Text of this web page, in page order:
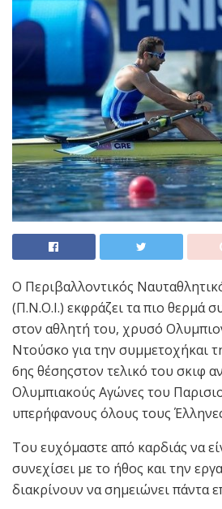
Ο Περιβαλλοντικός
(Π.Ν.Ο.Ι.) εκφράζει τα πιο θερμά
στον αθλητή του, χρυσό
Ντούσκο για την συμμετοχήκαι
6ης θέσηςστον τελικό του σκιφ
Ολυμπιακούς Αγώνες του
υπερήφανους όλους τους
Του ευχόμαστε από καρδιάς να
συνεχίσει με το ήθος και την
διακρίνουν να σημειώνει πάντα